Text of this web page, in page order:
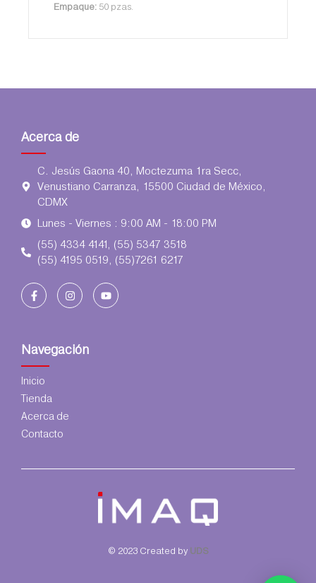
Empaque: 50 pzas.
Acerca de
C. Jesús Gaona 40, Moctezuma 1ra Secc,
Venustiano Carranza, 15500 Ciudad de México,
CDMX
Lunes - Viernes : 9:00 AM - 18:00 PM
(55) 4334 4141, (55) 5347 3518
(55) 4195 0519, (55)7261 6217
Navegación
Inicio
Tienda
Acerca de
Contacto
© 2023 Created by UDS